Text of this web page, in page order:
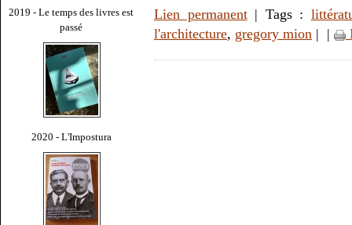
2019 - Le temps des livres est
passé
2020 - L'Impostura
Lien permanent| Tags :
l'architecture, gregory mion | |